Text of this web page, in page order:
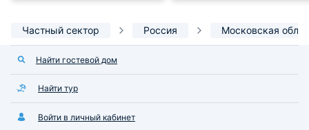
Частный сектор Россия Московская
Найти гостевой дом
Найти тур
Войти в личный кабинет